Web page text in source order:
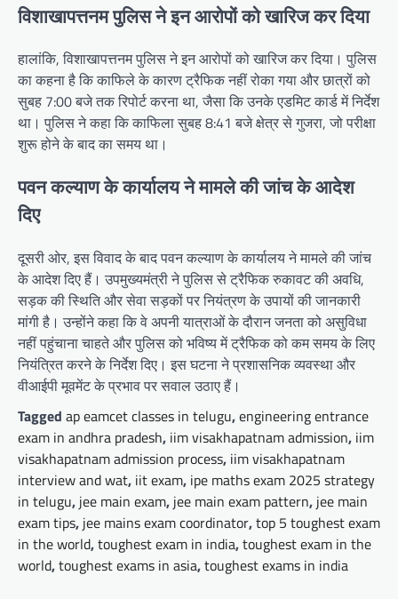
विशाखापत्तनम पुलिस ने इन आरोपों को खारिज कर दिया
हालांकि, विशाखापत्तनम पुलिस ने इन आरोपों को खारिज कर दिया। पुलिस
का कहना है कि काफिले के कारण ट्रैफिक नहीं रोका गया और छात्रों को
सुबह 7:00 बजे तक रिपोर्ट करना था, जैसा कि उनके एडमिट कार्ड में निर्देश
था। पुलिस ने कहा कि काफिला सुबह 8:41 बजे क्षेत्र से गुजरा, जो परीक्षा
शुरू होने के बाद का समय था।
पवन कल्याण के कार्यालय ने मामले की जांच के आदेश
दिए
दूसरी ओर, इस विवाद के बाद पवन कल्याण के कार्यालय ने मामले की जांच
के आदेश दिए हैं। उपमुख्यमंत्री ने पुलिस से ट्रैफिक रुकावट की अवधि,
सड़क की स्थिति और सेवा सड़कों पर नियंत्रण के उपायों की जानकारी
मांगी है। उन्होंने कहा कि वे अपनी यात्राओं के दौरान जनता को असुविधा
नहीं पहुंचाना चाहते और पुलिस को भविष्य में ट्रैफिक को कम समय के लिए
नियंत्रित करने के निर्देश दिए। इस घटना ने प्रशासनिक व्यवस्था और
वीआईपी मूवमेंट के प्रभाव पर सवाल उठाए हैं।
Tagged ap eamcet classes in telugu,engineering entrance
exam in andhra pradesh, iim visakhapatnam admission, iim
visakhapatnam admission process, iim visakhapatnam
interview and wat, iit exam, ipe maths exam 2025 strategy
in telugu, jee main exam, jee main exam pattern, jee main
exam tips, jee mains exam coordinator,top 5 toughest exam
in the world,toughest exam in india,toughest exam in the
world,toughest exams in asia,toughest exams in india